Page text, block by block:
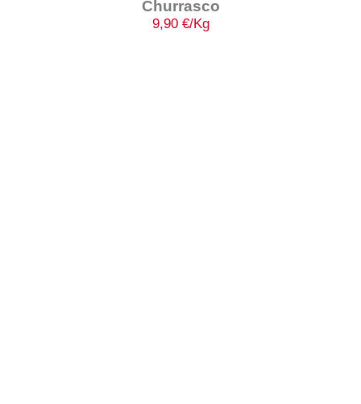
Churrasco
9,90 €/Kg